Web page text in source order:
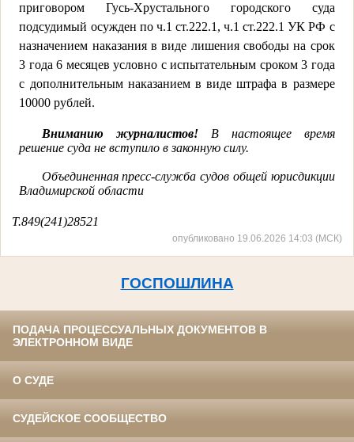
приговором Гусь-Хрустального городского суда
подсудимый осужден по ч.1 ст.222.1, ч.1 ст.222.1 УК РФ с
назначением наказания в виде лишения свободы на срок
3 года 6 месяцев условно с испытательным сроком 3 года
с дополнительным наказанием в виде штрафа в размере
10000 рублей.
Вниманию журналистов!В настоящее время
решение суда не вступило в законную силу.
Объединенная пресс-служба судов общей юрисдикции
Владимирской области
Т.849(241)28521
опубликовано 19.06.2026 14:03 (МСК)
ГОСПОШЛИНА
ПОДАЧА ПРОЦЕССУАЛЬНЫХ ДОКУМЕНТОВ В
ЭЛЕКТРОННОМ ВИДЕ
О СУДЕ
СУДЕЙСКОЕ СООБЩЕСТВО